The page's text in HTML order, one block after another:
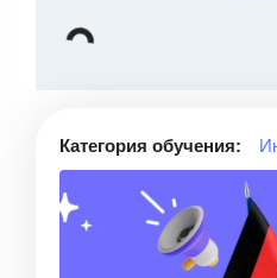
Категория обучения: